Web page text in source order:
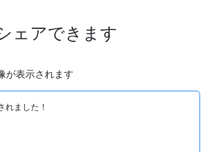
ェアできます
が表示されます
れました！